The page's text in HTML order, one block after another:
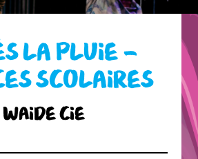
LA PLUIE –
SCOLAIRES
Waide Cie